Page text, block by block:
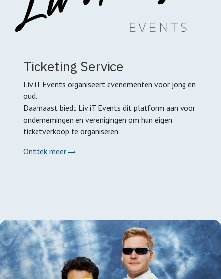
Ticketing Service
Liv iT Events organiseert evenementen voor jong en
oud.
Daarnaast biedt Liv iT Events dit platform aan voor
ondernemingen en verenigingen om hun eigen
ticketverkoop te organiseren.
Ontdek meer